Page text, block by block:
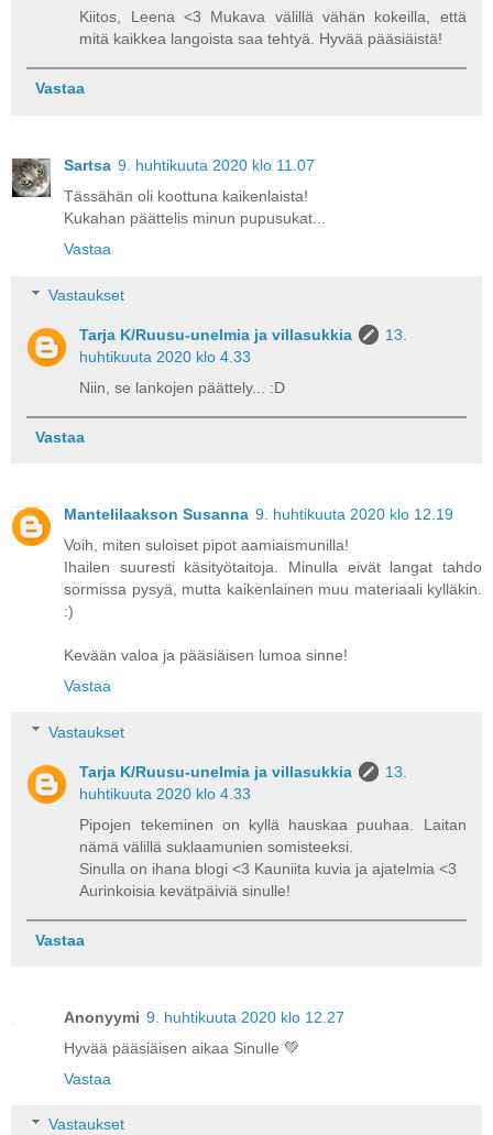
Kiitos, Leena <3 Mukava välillä vähän kokeilla, että
mitä kaikkea langoista saa tehtyä. Hyvää pääsiäistä!
Vastaa
Sartsa 9. huhtikuuta 2020 klo 11.07
Tässähän oli koottuna kaikenlaista!
Kukahan päättelis minun pupusukat...
Vastaa
Vastaukset
Tarja K/Ruusu-unelmia ja villasukkia
13.
huhtikuuta 2020 klo 4.33
Niin, se lankojen päättely... :D
Vastaa
Mantelilaakson Susanna 9. huhtikuuta 2020 klo 12.19
Voih, miten suloiset pipot aamiaismunilla!
Ihailen suuresti käsityötaitoja. Minulla eivät langat tahdo
sormissa pysyä, mutta kaikenlainen muu materiaali kylläkin.
:)
Kevään valoa ja pääsiäisen lumoa sinne!
Vastaa
Vastaukset
Tarja K/Ruusu-unelmia ja villasukkia
13.
huhtikuuta 2020 klo 4.33
Pipojen tekeminen on kyllä hauskaa puuhaa. Laitan
nämä välillä suklaamunien somisteeksi.
Sinulla on ihana blogi <3 Kauniita kuvia ja ajatelmia <3
Aurinkoisia kevätpäiviä sinulle!
Vastaa
Anonyymi 9. huhtikuuta 2020 klo 12.27
Hyvää pääsiäisen aikaa Sinulle 💚
Vastaa
Vastaukset